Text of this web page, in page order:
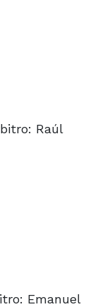
Raúl
Emanuel